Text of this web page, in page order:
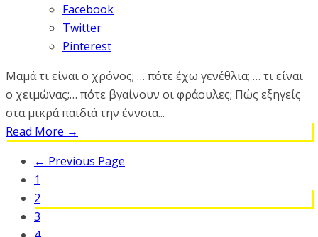
Facebook
Twitter
Pinterest
Μαμά τι είναι ο χρόνος; … πότε έχω γενέθλια; … τι είναι
ο χειμώνας;… πότε βγαίνουν οι φράουλες; Πώς εξηγείς
στα μικρά παιδιά την έννοια...
Read More →
← Previous Page
1
2
3